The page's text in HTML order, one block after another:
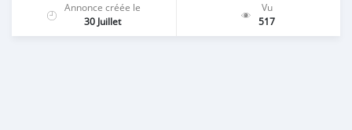
Annonce créée le
30 Juillet
Vu
517